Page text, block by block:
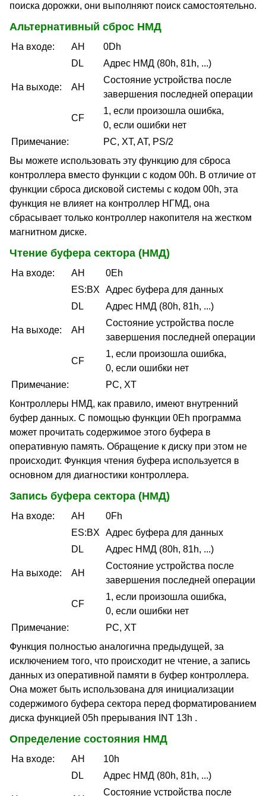
поиска дорожки, они выполняют поиск самостоятельно.
Альтернативный сброс НМД
На входе: AH
0Dh
DL
Адрес НМД (80h, 81h, ...)
На выходе: AH
Состояние устройства после
завершения последней операции
CF
1, если произошла ошибка,
0, если ошибки нет
Примечание:
PC, XT, AT, PS/2
Вы можете использовать эту функцию для сброса
контроллера вместо функции с кодом 00h. В отличие от
функции сброса дисковой системы с кодом 00h, эта
функция не влияет на контроллер НГМД, она
сбрасывает только контроллер накопителя на жестком
магнитном диске.
Чтение буфера сектора (НМД)
На входе: AH
0Eh
ES:BX
Адрес буфера для данных
DL
Адрес НМД (80h, 81h, ...)
На выходе: AH
Состояние устройства после
завершения последней операции
CF
1, если произошла ошибка,
0, если ошибки нет
Примечание:
PC, XT
Контроллеры НМД, как правило, имеют внутренний
буфер данных. С помощью функции 0Eh программа
может прочитать содержимое этого буфера в
оперативную память. Обращение к диску при этом не
происходит. Функция чтения буфера используется в
основном для диагностики контроллера.
Запись буфера сектора (НМД)
На входе: AH
0Fh
ES:BX
Адрес буфера для данных
DL
Адрес НМД (80h, 81h, ...)
На выходе: AH
Состояние устройства после
завершения последней операции
CF
1, если произошла ошибка,
0, если ошибки нет
Примечание:
PC, XT
Функция полностью аналогична предыдущей, за
исключением того, что происходит не чтение, а запись
данных из оперативной памяти в буфер контроллера.
Она может быть использована для инициализации
содержимого буфера сектора перед форматированием
диска функцией 05h прерывания INT 13h .
Определение состояния НМД
На входе: AH
10h
DL
Адрес НМД (80h, 81h, ...)
Состояние устройства после